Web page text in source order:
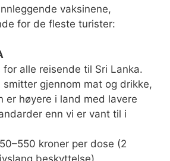
vaksinene,
for de fleste turister:
for alle reisende til Sri Lanka.
smitter gjennom mat og drikke,
er høyere i land med lavere
enn vi er vant til i
kroner per dose (2
beskyttelse).